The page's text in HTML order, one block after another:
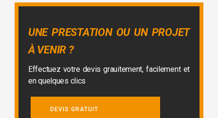
UNE PRESTATION OU UN PROJET
À VENIR ?
Effectuez votre devis grauitement, facilement et
en quelques clics
DEVIS GRATUIT